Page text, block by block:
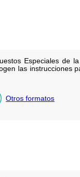
Especiales de
las instrucciones
Otros formatos